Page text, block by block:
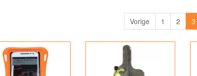
Vorige 1 2 3